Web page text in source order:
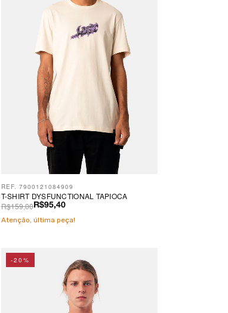
T-SHIRT DYSFUNCTIONAL TAPIOCA
R$95,40
R$159,00
REF. 7900121084909
Atenção, última peça!
-20%